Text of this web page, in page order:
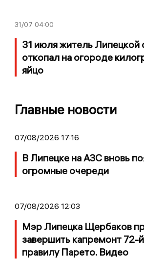
31/07 04:00
31 июля житель Липецкой
откопал на огороде
яйцо
Главные новости
07/08/2026 17:16
В Липецке на АЗС вновь
огромные очереди
07/08/2026 12:03
Мэр Липецка Щербаков
завершить капремонт 72-
правилу Парето. Видео